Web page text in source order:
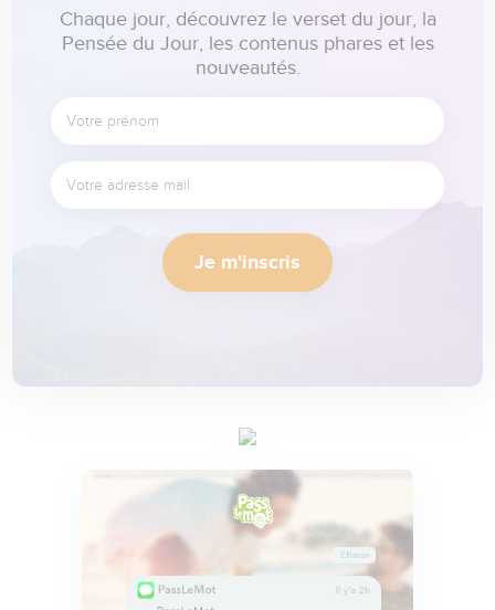
Chaque jour, découvrez le verset du jour, la
Pensée du Jour, les contenus phares et les
nouveautés.
Je m'inscris